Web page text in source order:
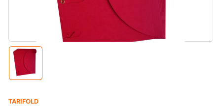
media
Laad
afbeelding
galerijweergave
TARIFOLD